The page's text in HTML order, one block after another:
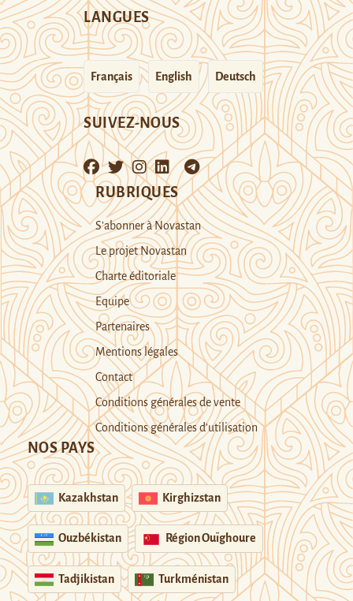
LANGUES
Français English Deutsch
SUIVEZ-NOUS
RUBRIQUES
S’abonner à Novastan
Le projet Novastan
Charte éditoriale
Equipe
Partenaires
Mentions légales
Contact
Conditions générales de vente
Conditions générales d’utilisation
NOS PAYS
Kazakhstan Kirghizstan
Ouzbékistan Région Ouïghoure
Tadjikistan Turkménistan